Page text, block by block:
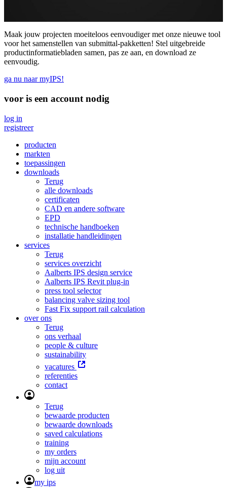
Maak jouw projecten moeiteloos eenvoudiger met onze nieuwe tool
voor het samenstellen van submittal-pakketten! Stel uitgebreide
productinformatiebladen samen, pas ze aan, en download ze
eenvoudig.
ga nu naar myIPS!
voor is een account nodig
log in
registreer
producten
markten
toepassingen
downloads
Terug
alle downloads
certificaten
CAD en andere software
EPD
technische handboeken
installatie handleidingen
services
Terug
services overzicht
Aalberts IPS design service
Aalberts IPS Revit plug-in
press tool selector
balancing valve sizing tool
Fast Fix support rail calculation
over ons
Terug
ons verhaal
people & culture
sustainability
vacatures
referenties
contact
Terug
bewaarde producten
bewaarde downloads
saved calculations
training
my orders
mijn account
log uit
my ips